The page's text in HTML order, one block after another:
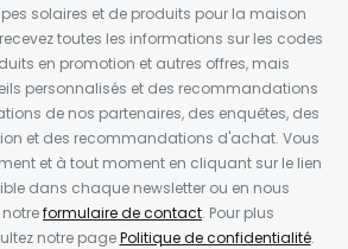
solaires et de produits pour la maison
toutes les informations sur les codes
en promotion et autres offres, mais
personnalisés et des recommandations
de nos partenaires, des enquêtes, des
et des recommandations d'achat. Vous
et à tout moment en cliquant sur le lien
dans chaque newsletter ou en nous
formulaire de contact. Pour plus
notre pagePolitique de confidentialité.